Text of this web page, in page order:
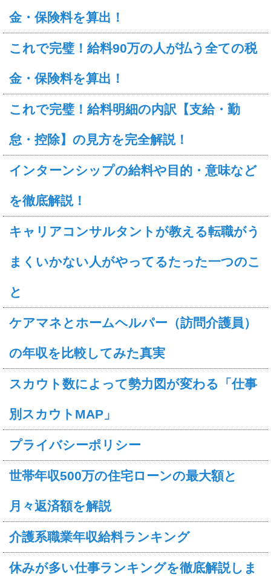
金・保険料を算出！
これで完璧！給料90万の人が払う全ての税
金・保険料を算出！
これで完璧！給料明細の内訳【支給・勤
怠・控除】の見方を完全解説！
インターンシップの給料や目的・意味など
を徹底解説！
キャリアコンサルタントが教える転職がう
まくいかない人がやってるたった一つのこ
と
ケアマネとホームヘルパー（訪問介護員）
の年収を比較してみた真実
スカウト数によって勢力図が変わる「仕事
別スカウトMAP」
プライバシーポリシー
世帯年収500万の住宅ローンの最大額と
月々返済額を解説
介護系職業年収給料ランキング
休みが多い仕事ランキングを徹底解説しま